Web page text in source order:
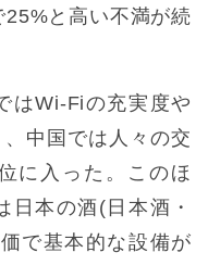
と高い不満が続
はWi-Fiの充実度や
中国では人々の交
に入った。このほ
日本の酒(日本酒・
で基本的な設備が